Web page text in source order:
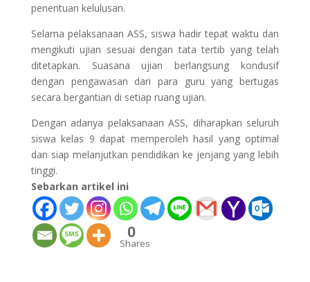
penentuan kelulusan.
Selama pelaksanaan ASS, siswa hadir tepat waktu dan
mengikuti ujian sesuai dengan tata tertib yang telah
ditetapkan. Suasana ujian berlangsung kondusif
dengan pengawasan dari para guru yang bertugas
secara bergantian di setiap ruang ujian.
Dengan adanya pelaksanaan ASS, diharapkan seluruh
siswa kelas 9 dapat memperoleh hasil yang optimal
dan siap melanjutkan pendidikan ke jenjang yang lebih
tinggi.
Sebarkan artikel ini
0
Shares